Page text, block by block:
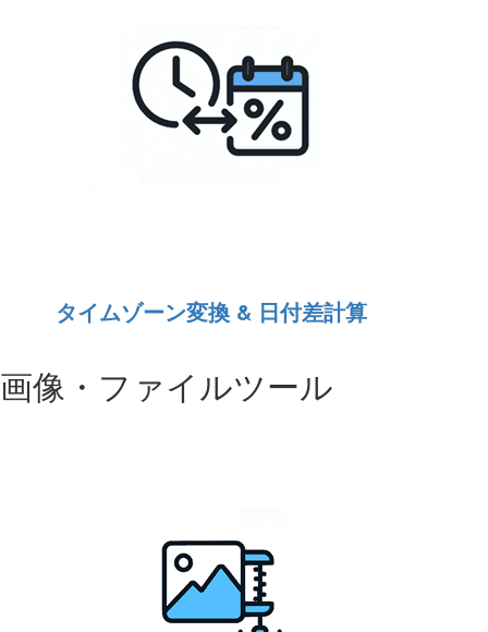
タイムゾーン変換 & 日付差計算
画像・ファイルツール